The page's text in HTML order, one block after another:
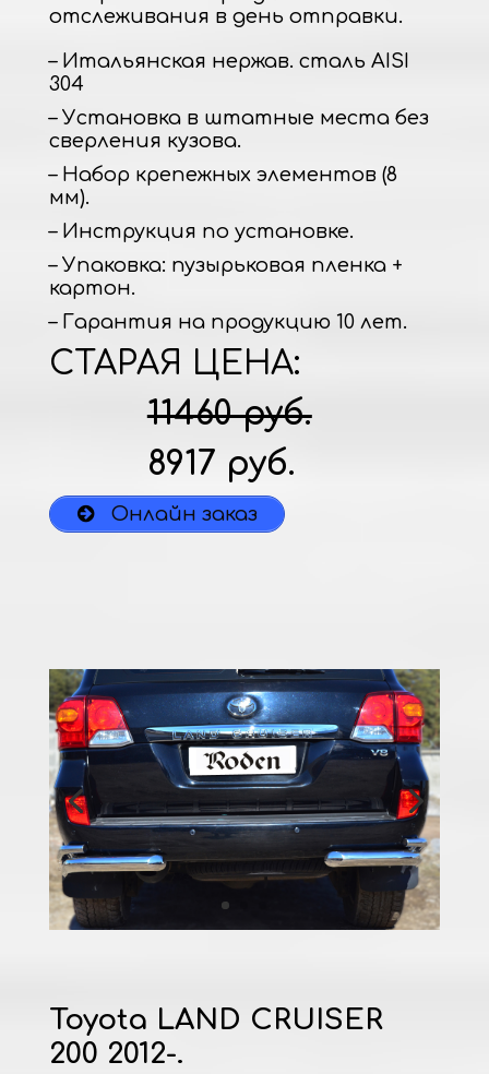
отслеживания в день отправки.
– Итальянская нержав. сталь AISI
304
– Установка в штатные места без
сверления кузова.
– Набор крепежных элементов (8
мм).
– Инструкция по установке.
– Упаковка: пузырьковая пленка +
картон.
– Гарантия на продукцию 10 лет.
СТАРАЯ ЦЕНА:
11460 руб.
8917 руб.
Онлайн заказ
Toyota LAND CRUISER
200 2012-.